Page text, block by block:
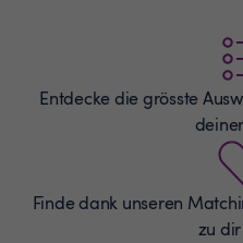
Entdecke die grösste
Finde dank unseren
zu